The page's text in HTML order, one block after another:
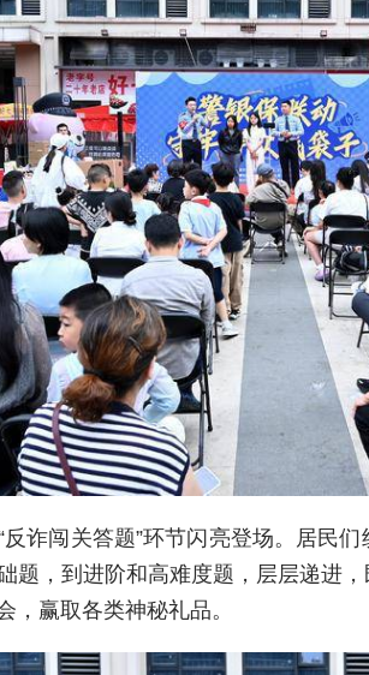
诈闯关答题”环节闪亮登场。居民
题，到进阶和高难度题，层层递进
，赢取各类神秘礼品。